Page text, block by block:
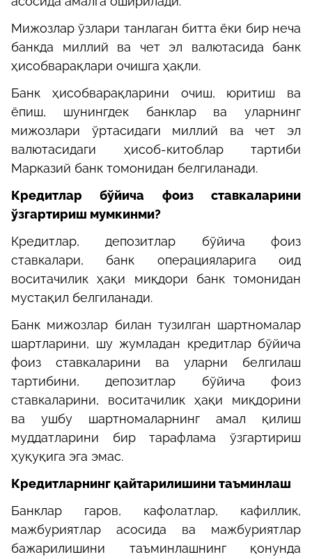
Мижозлар ўзлари танлаган битта ёки бир неча
банкда миллий ва чет эл валютасида банк
ҳисобварақлари очишга ҳақли.
Банк ҳисобварақларини очиш, юритиш ва
ёпиш, шунингдек банклар ва уларнинг
мижозлари ўртасидаги миллий ва чет эл
валютасидаги ҳисоб-китоблар тартиби
Марказий банк томонидан белгиланади.
Кредитлар бўйича фоиз ставкаларини
ўзгартириш мумкинми?
Кредитлар, депозитлар бўйича фоиз
ставкалари, банк операцияларига оид
воситачилик ҳақи миқдори банк томонидан
мустақил белгиланади.
Банк мижозлар билан тузилган шартномалар
шартларини, шу жумладан кредитлар бўйича
фоиз ставкаларини ва уларни белгилаш
тартибини, депозитлар бўйича фоиз
ставкаларини, воситачилик ҳақи миқдорини
ва ушбу шартномаларнинг амал қилиш
муддатларини бир тарафлама ўзгартириш
ҳуқуқига эга эмас.
Кредитларнинг қайтарилишини таъминлаш
Банклар гаров, кафолатлар, кафиллик,
мажбуриятлар асосида ва мажбуриятлар
бажарилишини таъминлашнинг қонунда